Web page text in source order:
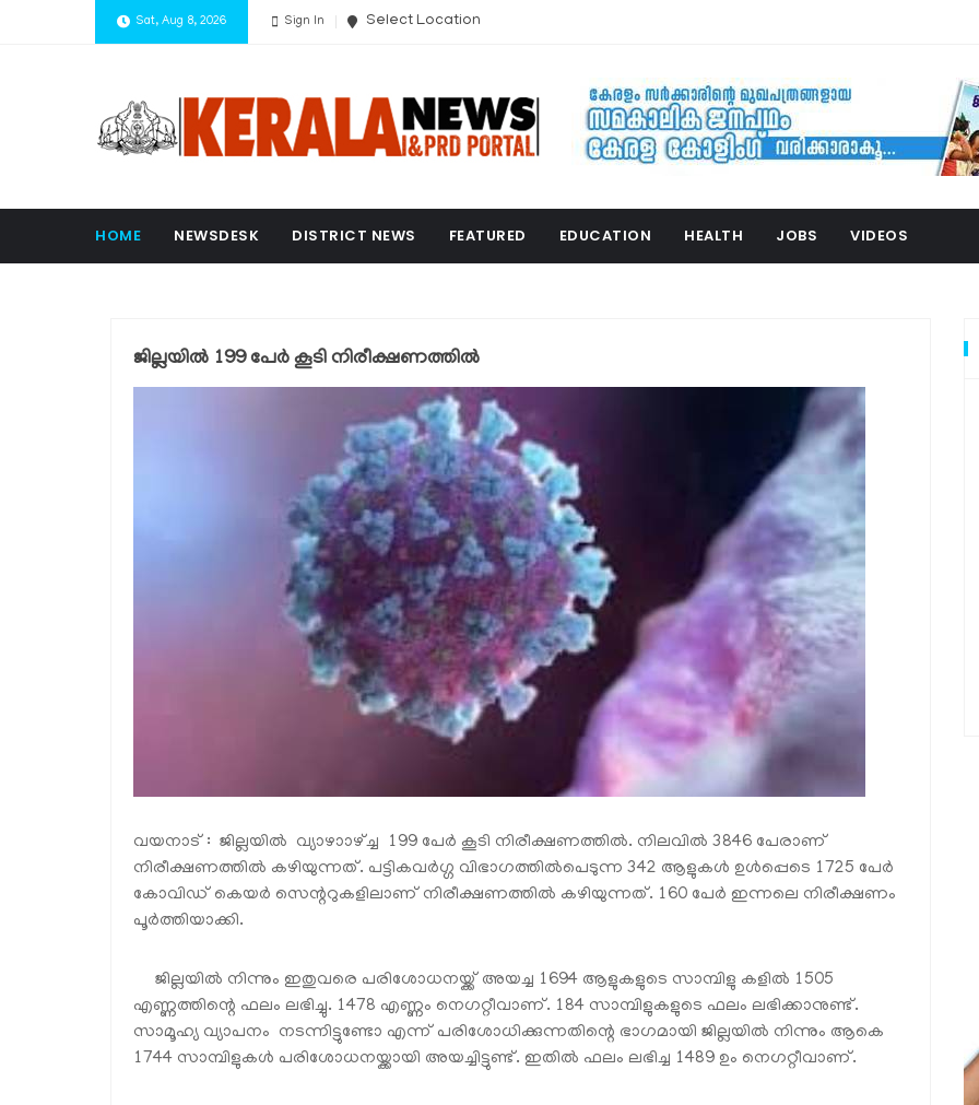
Sat, Aug 8, 2026 Sign In Select Location
HOME NEWSDESK DISTRICT NEWS FEATURED EDUCATION HEALTH JOBS VIDEOS
ജില്ലയില്‍ 199 പേര്‍ കൂടി നിരീക്ഷണത്തില്‍
വയനാട് : ജില്ലയില്‍ വ്യാഴാാഴ്ച്ച 199 പേര്‍ കൂടി നിരീക്ഷണത്തില്‍. നിലവില്‍ 3846 പേരാണ്
നിരീക്ഷണത്തില്‍ കഴിയുന്നത്. പട്ടികവര്‍ഗ്ഗ വിഭാഗത്തില്‍പെടുന്ന 342 ആളുകള്‍ ഉള്‍പ്പെടെ 1725 പേര്‍
കോവിഡ് കെയര്‍ സെന്ററുകളിലാണ് നിരീക്ഷണത്തില്‍ കഴിയുന്നത്. 160 പേര്‍ ഇന്നലെ നിരീക്ഷണം
പൂര്‍ത്തിയാക്കി.
ജില്ലയില്‍ നിന്നും ഇതുവരെ പരിശോധനയ്ക്ക് അയച്ച 1694 ആളുകളുടെ സാമ്പിളു കളില്‍ 1505
എണ്ണത്തിന്റെ ഫലം ലഭിച്ചു. 1478 എണ്ണം നെഗറ്റീവാണ്. 184 സാമ്പിളുകളുടെ ഫലം ലഭിക്കാനുണ്ട്.
സാമൂഹ്യ വ്യാപനം നടന്നിട്ടുണ്ടോ എന്ന് പരിശോധിക്കുന്നതിന്റെ ഭാഗമായി ജില്ലയില്‍ നിന്നും ആകെ
1744 സാമ്പിളുകള്‍ പരിശോധനയ്ക്കായി അയച്ചിട്ടുണ്ട്. ഇതില്‍ ഫലം ലഭിച്ച 1489 ഉം നെഗറ്റീവാണ്.